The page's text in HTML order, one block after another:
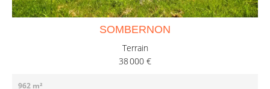
SOMBERNON
Terrain
38 000 €
962 m²